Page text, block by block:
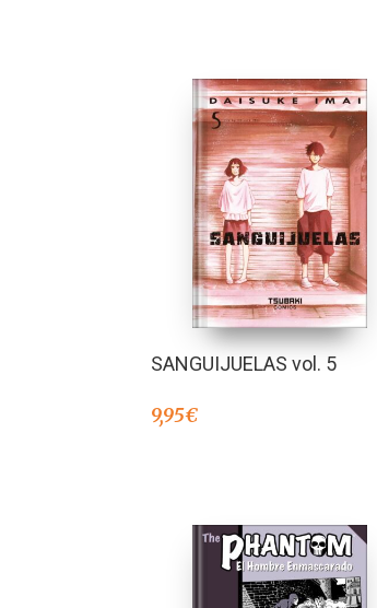
SANGUIJUELAS vol. 5
9,95€